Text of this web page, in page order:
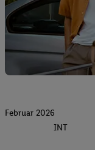
Februar 2026
INT